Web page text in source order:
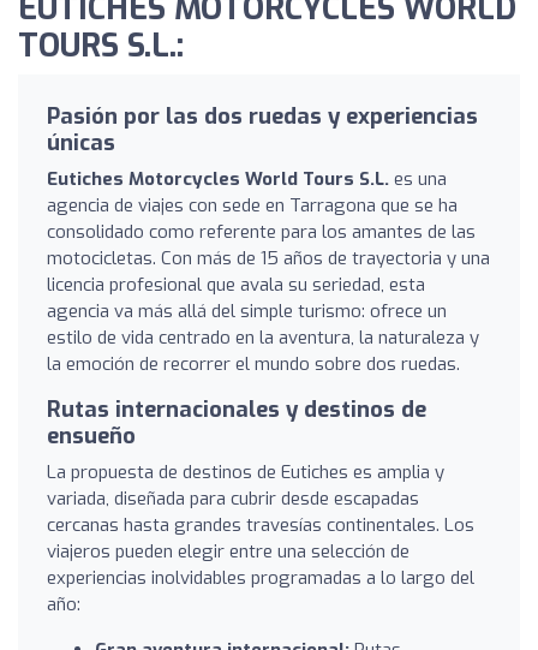
EUTICHES MOTORCYCLES WORLD
TOURS S.L.:
Pasión por las dos ruedas y experiencias
únicas
Eutiches Motorcycles World Tours S.L. es una
agencia de viajes con sede en Tarragona que se ha
consolidado como referente para los amantes de las
motocicletas. Con más de 15 años de trayectoria y una
licencia profesional que avala su seriedad, esta
agencia va más allá del simple turismo: ofrece un
estilo de vida centrado en la aventura, la naturaleza y
la emoción de recorrer el mundo sobre dos ruedas.
Rutas internacionales y destinos de
ensueño
La propuesta de destinos de Eutiches es amplia y
variada, diseñada para cubrir desde escapadas
cercanas hasta grandes travesías continentales. Los
viajeros pueden elegir entre una selección de
experiencias inolvidables programadas a lo largo del
año: